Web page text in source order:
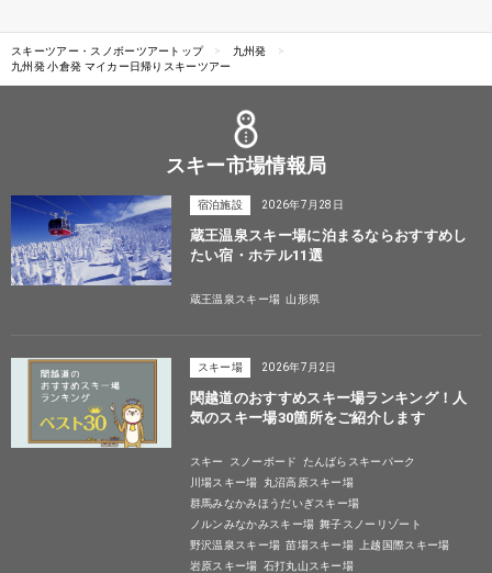
スキーツアー・スノボーツアートップ
九州発
九州発 小倉発 マイカー日帰りスキーツアー
スキー市場情報局
宿泊施設 2026年7月28日
蔵王温泉スキー場に泊まるならおすすめし
たい宿・ホテル11選
蔵王温泉スキー場 山形県
スキー場 2026年7月2日
関越道のおすすめスキー場ランキング！人
気のスキー場30箇所をご紹介します
スキー スノーボード
たんばらスキーパーク
川場スキー場
丸沼高原スキー場
群馬みなかみほうだいぎスキー場
ノルンみなかみスキー場 舞子スノーリゾート
野沢温泉スキー場 苗場スキー場
上越国際スキー場
岩原スキー場 石打丸山スキー場